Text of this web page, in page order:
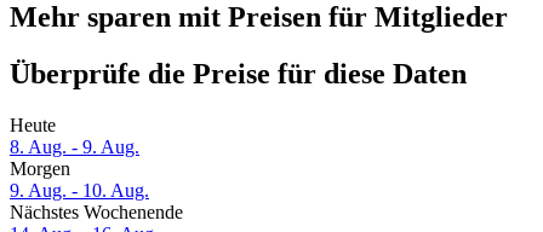
Mehr sparen mit Preisen für Mitglieder
Überprüfe die Preise für diese Daten
Heute
8. Aug. - 9. Aug.
Morgen
9. Aug. - 10. Aug.
Nächstes Wochenende